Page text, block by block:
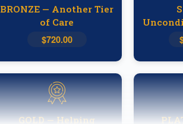
BRONZE — Another Tier
of Care
$720.00
GOLD — Helping